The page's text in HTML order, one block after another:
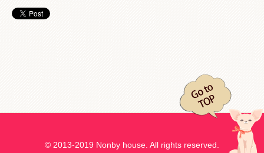
© 2013-2019 Nonby house. All rights reserved.